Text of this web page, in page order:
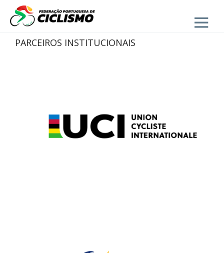
Close
PARCEIROS INSTITUCIONAIS